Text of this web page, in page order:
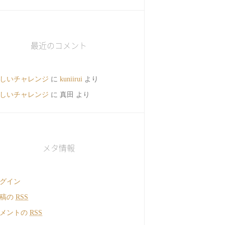
最近のコメント
いチャレンジ に kuniirui より
いチャレンジ に 真田 より
メタ情報
イン
の RSS
ントの RSS